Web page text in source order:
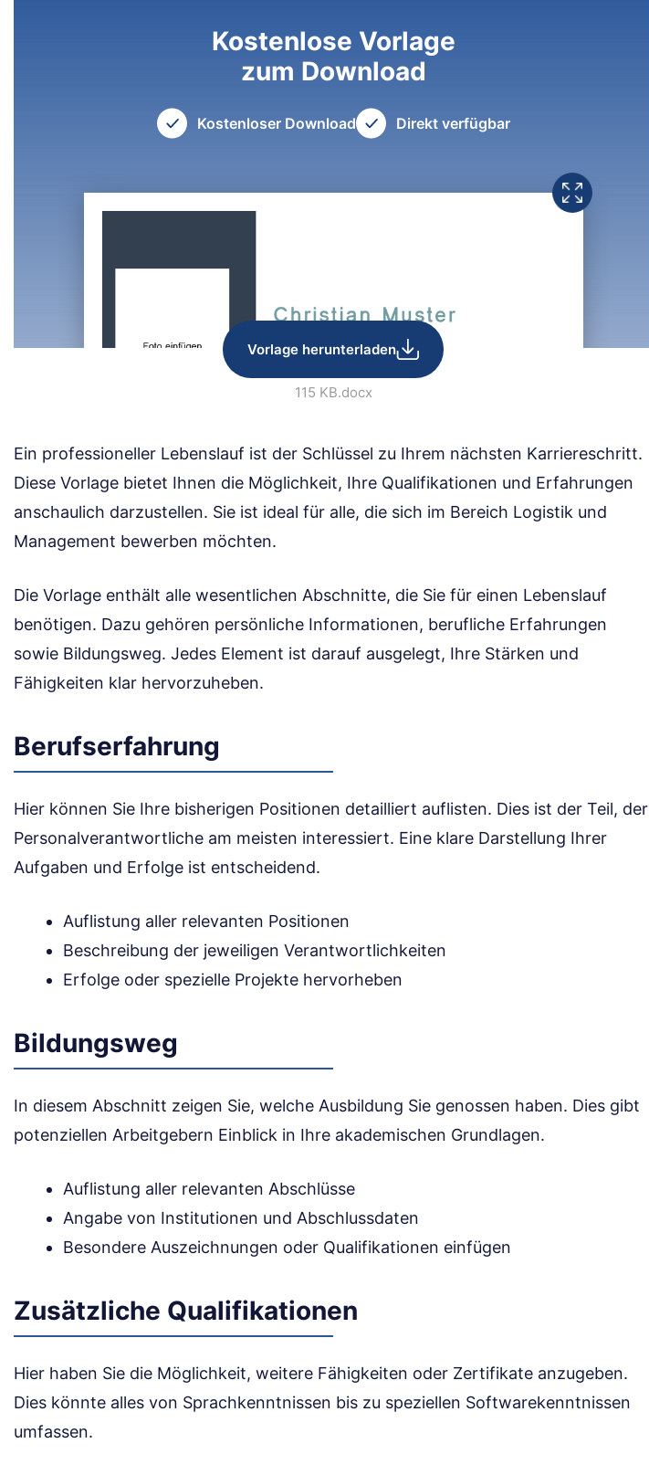
Kostenlose Vorlage
zum Download
Kostenloser Download Direkt verfügbar
Vorlage herunterladen
115 KB.docx
Ein professioneller Lebenslauf ist der Schlüssel zu Ihrem nächsten Karriereschritt.
Diese Vorlage bietet Ihnen die Möglichkeit, Ihre Qualifikationen und Erfahrungen
anschaulich darzustellen. Sie ist ideal für alle, die sich im Bereich Logistik und
Management bewerben möchten.
Die Vorlage enthält alle wesentlichen Abschnitte, die Sie für einen Lebenslauf
benötigen. Dazu gehören persönliche Informationen, berufliche Erfahrungen
sowie Bildungsweg. Jedes Element ist darauf ausgelegt, Ihre Stärken und
Fähigkeiten klar hervorzuheben.
Berufserfahrung
Hier können Sie Ihre bisherigen Positionen detailliert auflisten. Dies ist der Teil, der
Personalverantwortliche am meisten interessiert. Eine klare Darstellung Ihrer
Aufgaben und Erfolge ist entscheidend.
Auflistung aller relevanten Positionen
Beschreibung der jeweiligen Verantwortlichkeiten
Erfolge oder spezielle Projekte hervorheben
Bildungsweg
In diesem Abschnitt zeigen Sie, welche Ausbildung Sie genossen haben. Dies gibt
potenziellen Arbeitgebern Einblick in Ihre akademischen Grundlagen.
Auflistung aller relevanten Abschlüsse
Angabe von Institutionen und Abschlussdaten
Besondere Auszeichnungen oder Qualifikationen einfügen
Zusätzliche Qualifikationen
Hier haben Sie die Möglichkeit, weitere Fähigkeiten oder Zertifikate anzugeben.
Dies könnte alles von Sprachkenntnissen bis zu speziellen Softwarekenntnissen
umfassen.